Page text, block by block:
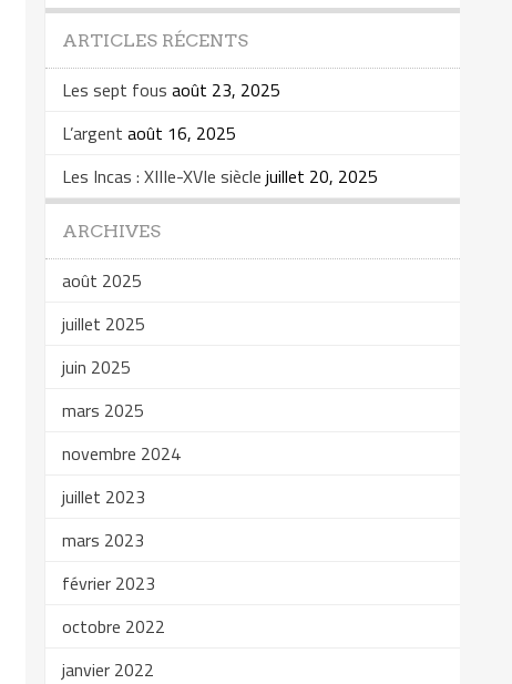
ARTICLES RÉCENTS
Les sept fous août 23, 2025
L’argent août 16, 2025
Les Incas : XIIIe-XVIe siècle juillet 20, 2025
ARCHIVES
août 2025
juillet 2025
juin 2025
mars 2025
novembre 2024
juillet 2023
mars 2023
février 2023
octobre 2022
janvier 2022